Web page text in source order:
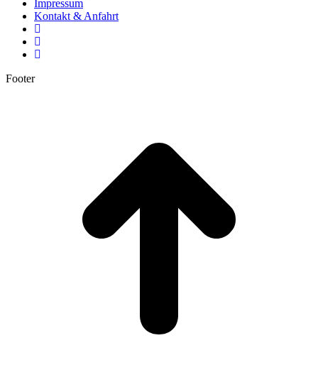
Impressum
Kontakt & Anfahrt
Footer